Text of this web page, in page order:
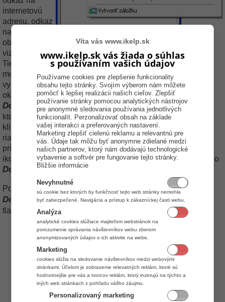
internetovú
adresu, odkaz
na súbor,
obrázok,
vizitku, ....
Tieto úkony je
možné
vykonávať v
okne
Dokumenty,
ktoré zobrazíte
kliknutím na bodku v prvom stĺpčeku (stĺpček so spinkou) v
riadku daného kontaktu. Po vložení a uložení akejkoľvek
prílohy je v tomto stĺpčeku k tomuto kontaktu zobrazená
ikonka spinky. Po kliknutí na túto spinku sa znovu otvorí okno
Dokumenty.
Po kliknutí pravým tlačidlom na Dokumenty v okne
Dokumentysa zobrazí menu, kde môžete kliknutím ľavým
tlačidlom zvoliť čo chcete pripojiť:
Vložiť odkaz na súbor- vyberte súbor, ktorý chcete
aby patril k tomuto kontaktu.Pozor! Tento úkon
vytvorí iba odkaz na daný súbor, takže po
úprave názvu, alebo vymazaní tohto súboru
už nebude tento odkaz funkčný.
Vložiť súbor (skopírovanie)- vyberte súbor, ktorý
chcete aby patril k tomuto kontaktu. Tento úkon
Víta vás www.ikelp.sk
www.ikelp.sk vás žiada o súhlas
s používaním vašich údajov
Používame cookies pre zlepšenie funkcionality
obsahu tejto stránky. Svojím výberom nám môžete
pomôcť k lepšej realizácii našich cieľov. Zlepšiť
používanie stránky pomocou analytických nástrojov
pre anonymné sledovania používania jednotlivých
funkcionalít. Perzonalizovať obsah na základe
vašej interakci a preferovaných nastavení.
Marketing zlepšiť cielenú reklamu a relevantnú pre
vás. Údaje tak môžu byť anonymne zdielané medzi
našich partnerov, ktorý nám dodávajú technologické
vybavenie a softvér pre fungovanie tejto stránky.
Bližšie informácie
Nevyhnutné
sú cookie bez ktorých by funkčnosť tejto web stránky nemohla
byť zabezpečené. Navigácia a prístup k zákazníckej časti webu.
Analýza
analytické cookies slúžiace majiteľom webstránok na
porozumenie správania návštevníkov webu zberom
anonymizovaných údajov o ich aktivite na webe.
Marketing
cookies slúžia na sledovanie návštevníkov medzi webovými
stránkami. Účelom je zobrazenie relevatných reklám, ktoré sú
hodnotnejšie pre vás a tvorcov reklám, ktorý inzerujú na týchto a
iných web stránkach z pohľadu vášho záujmu.
Personalizovaný marketing